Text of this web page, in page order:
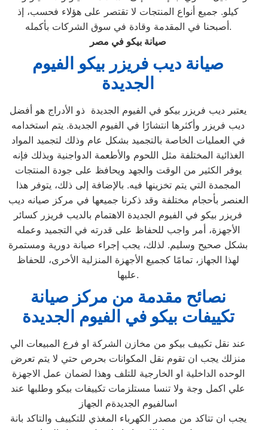
كيلو. جميع أنواع المنتجات لا تقتصر على هؤلاء فحسب، إذ
أصبحنا في المقدمة وقادة في سوق الشركات بأكمله.
صيانة بيكو في مصر
صيانة ديب فريزر بيكو الفيوم
الجديدة
يعتبر ديب فريزر بيكو في الفيوم الجديدة ذو الأدراج هو أفضل
ديب فريزر وأكثرها انتشارًا في الفيوم الجديدة. يتم استخدامه
في العمليات الخاصة بالتجميد بشكل عام وذلك لتجميد المواد
الغذائية المختلفة مثل اللحوم والأطعمة الدواجنية وبذلك فإنه
يوفر الكثير من الوقت والجهد ويحافظ على جودة المنتجات
المجمدة التي يتم تخزينها فيه. بالإضافة إلى ذلك، يتوفر هذا
العنصر بأحجام مختلفة وقد ذكرنا جميعها في مركز صيانه ديب
فريزر بيكو في الفيوم الجديدة الاهتمام بالديب فريزر كسائر
الأجهزة، أمر واجب للحفاظ على قدرته في التجميد وعمله
بشكل صحيح وسليم. لذلك، يجب إجراء صيانة دورية ومستمرة
لهذا الجهاز، تمامًا كجميع الأجهزة المنزلية الأخرى، للحفاظ
عليها.
نصائح مقدمة من مركز صيانة
تكييفات بيكو في الفيوم الجديدة
عند نقل تكييف بيكو من مخازن الشركة او فرع المبيعات الي
منزلك يجب ان تقوم نقل المكوانات بحرص حتي لا يتم تعرض
الوحده الداخلية او الخارجية للتلف وهذا لضمان عمل الاجهزة
علي اكمل وجة ولا تنسا مستلزمات تكييفات بيكو وطلبها عند
اسالفيوم الجديدةم الجهاز
يجب ان تتاكد من مصدر الكهرباء المغذي للتكييف والتاكد بانة